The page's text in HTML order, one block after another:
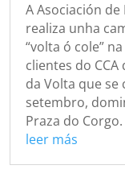
A Asociación
realiza unha
“volta ó cole”
clientes do
da Volta que
setembro,
Praza do Corgo.
leer más